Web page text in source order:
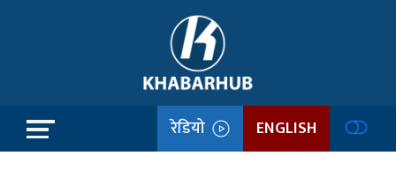
रेडियो ENGLISH